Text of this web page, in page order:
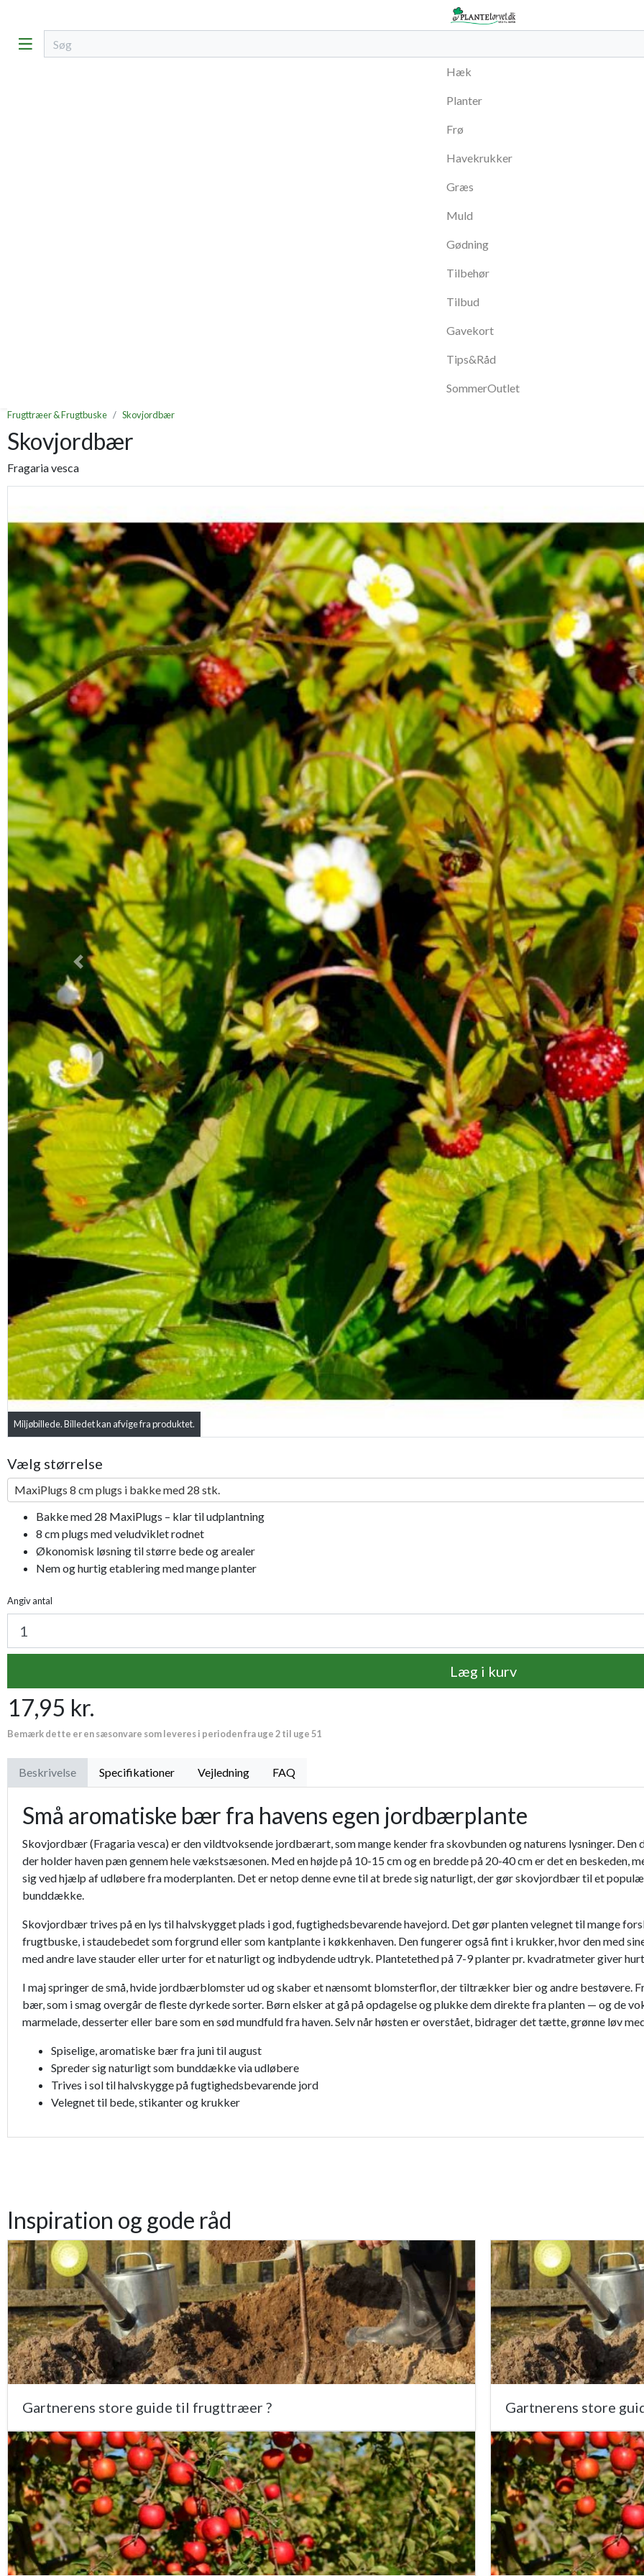
Hæk
Planter
Frø
Havekrukker
Græs
Muld
Gødning
Tilbehør
Tilbud
Gavekort
Tips&Råd
SommerOutlet
Frugttræer & Frugtbuske Skovjordbær
Skovjordbær
Fragaria vesca
Miljøbillede. Billedet kan afvige fra produktet.
Previous
Vælg størrelse
MaxiPlugs 8 cm plugs i bakke med 28 stk.
Bakke med 28 MaxiPlugs – klar til udplantning
8 cm plugs med veludviklet rodnet
Økonomisk løsning til større bede og arealer
Nem og hurtig etablering med mange planter
Angiv antal
Læg i kurv
17,95 kr.
Bemærk dette er en sæsonvare som leveres i perioden fra uge 2 til uge 51
Beskrivelse Specifikationer Vejledning FAQ
Små aromatiske bær fra havens egen jordbærplante
Skovjordbær (Fragaria vesca) er den vildtvoksende jordbærart, som mange kender fra skovbunden og naturens lysninger.
der holder haven pæn gennem hele vækstsæsonen. Med en højde på 10-15 cm og en bredde på 20-40 cm er det en beskeden,
sig ved hjælp af udløbere fra moderplanten. Det er netop denne evne til at brede sig naturligt, der gør skovjordbær til et
bunddække.
Skovjordbær trives på en lys til halvskygget plads i god, fugtighedsbevarende havejord. Det gør planten velegnet til mange
frugtbuske, i staudebedet som forgrund eller som kantplante i køkkenhaven. Den fungerer også fint i krukker, hvor den med
med andre lave stauder eller urter for et naturligt og indbydende udtryk. Plantetethed på 7-9 planter pr. kvadratmeter giver
I maj springer de små, hvide jordbærblomster ud og skaber et nænsomt blomsterflor, der tiltrækker bier og andre bestøvere.
bær, som i smag overgår de fleste dyrkede sorter. Børn elsker at gå på opdagelse og plukke dem direkte fra planten — og de
marmelade, desserter eller bare som en sød mundfuld fra haven. Selv når høsten er overstået, bidrager det tætte, grønne løv
Spiselige, aromatiske bær fra juni til august
Spreder sig naturligt som bunddække via udløbere
Trives i sol til halvskygge på fugtighedsbevarende jord
Velegnet til bede, stikanter og krukker
Inspiration og gode råd
Gartnerens store guide til frugttræer ? Gartnerens store